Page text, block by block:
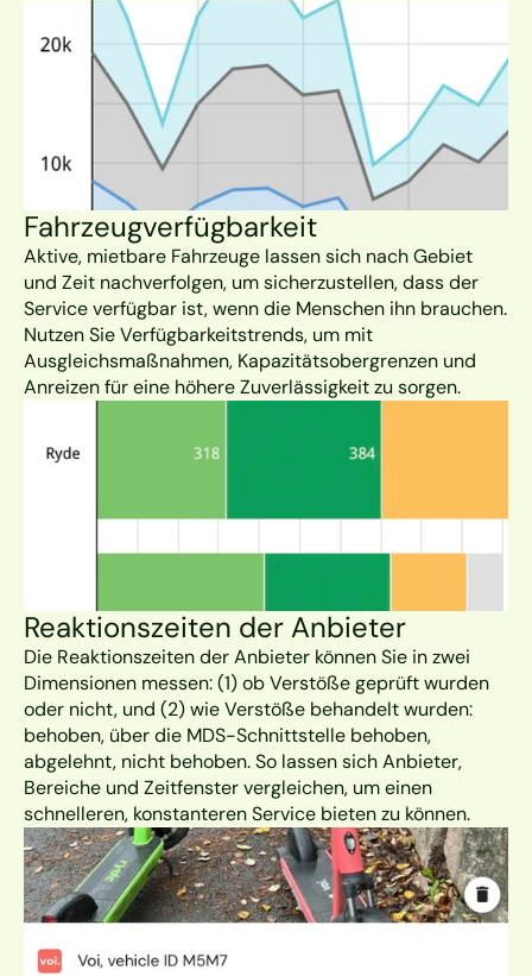
Fahrzeugverfügbarkeit
Aktive, mietbare Fahrzeuge lassen sich nach Gebiet
und Zeit nachverfolgen, um sicherzustellen, dass der
Service verfügbar ist, wenn die Menschen ihn brauchen.
Nutzen Sie Verfügbarkeitstrends, um mit
Ausgleichsmaßnahmen, Kapazitätsobergrenzen und
Anreizen für eine höhere Zuverlässigkeit zu sorgen.
Reaktionszeiten der Anbieter
Die Reaktionszeiten der Anbieter können Sie in zwei
Dimensionen messen: (1) ob Verstöße geprüft wurden
oder nicht, und (2) wie Verstöße behandelt wurden:
behoben, über die MDS-Schnittstelle behoben,
abgelehnt, nicht behoben. So lassen sich Anbieter,
Bereiche und Zeitfenster vergleichen, um einen
schnelleren, konstanteren Service bieten zu können.